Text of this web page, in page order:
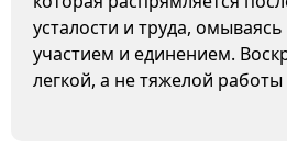
усталости и труда,
участием и единением.
легкой, а не тяжелой работы